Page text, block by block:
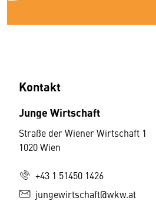
Kontakt
Junge Wirtschaft
Straße der Wiener Wirtschaft 1
1020 Wien
+43 1 51450 1426
jungewirtschaft@wkw.at